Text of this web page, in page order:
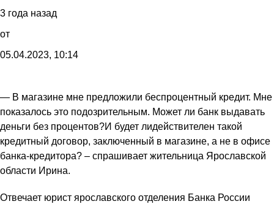
3 года назад
от
05.04.2023, 10:14
— В магазине мне предложили беспроцентный кредит. Мне
показалось это подозрительным. Может ли банк выдавать
деньги без процентов?И будет лидействителен такой
кредитный договор, заключенный в магазине, а не в офисе
банка-кредитора? – спрашивает жительница Ярославской
области Ирина.
Отвечает юрист ярославского отделения Банка России